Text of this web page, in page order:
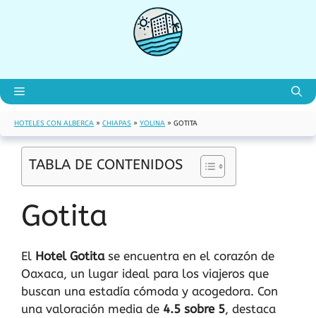
Menú
HOTELES CON ALBERCA » CHIAPAS » YOLINA » GOTITA
TABLA DE CONTENIDOS
Gotita
El Hotel Gotitase encuentra en el corazón de
Oaxaca, un lugar ideal para los viajeros que
buscan una estadía cómoda y acogedora. Con
una valoración media de 4.5 sobre 5, destaca